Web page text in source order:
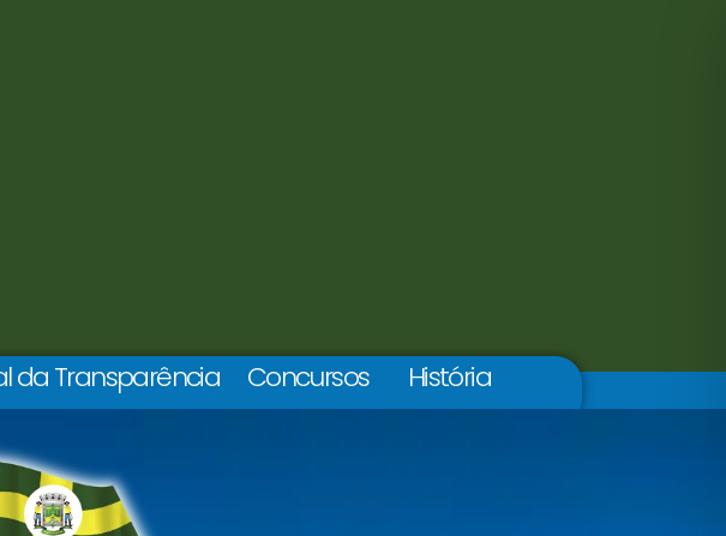
da Transparência Concursos História